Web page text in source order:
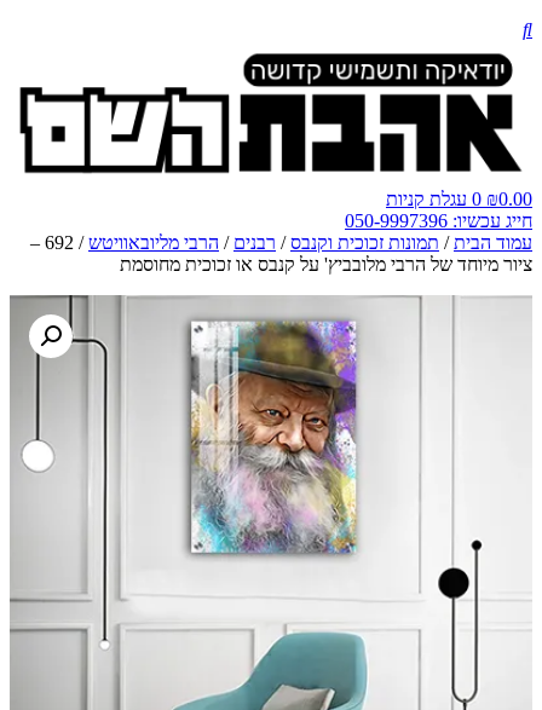
₪0.00
0 עגלת קניות
חייג עכשיו: 050-9997396
עמוד הבית/ תמונות זכוכית וקנבס/ רבנים / הרבי מליובאוויטש
/ 692 –
ציור מיוחד של הרבי מלובביץ' על קנבס או זכוכית מחוסמת